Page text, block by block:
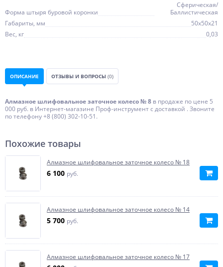
Форма штыря буровой коронки
Сферическая/
Баллистическая
Габариты, мм
50х50х21
Вес, кг
0,03
ОПИСАНИЕ ОТЗЫВЫ И ВОПРОСЫ (0)
Алмазное шлифовальное заточное колесо № 8 в продаже по цене 5
000 руб. в Интернет-магазине Проф-инструмент с доставкой . Звоните
по телефону +8 (800) 302-10-51.
Похожие товары
Алмазное шлифовальное заточное колесо № 18
6 100 руб.
Алмазное шлифовальное заточное колесо № 14
5 700 руб.
Алмазное шлифовальное заточное колесо № 17